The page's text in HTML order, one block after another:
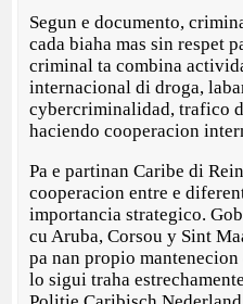
Segun e documento,
cada biaha mas sin respet
criminal ta combina
internacional di droga,
cybercriminalidad, trafico
haciendo cooperacion
Pa e partinan Caribe di
cooperacion entre e
importancia strategico.
cu Aruba, Corsou y Sint
pa nan propio
lo sigui traha